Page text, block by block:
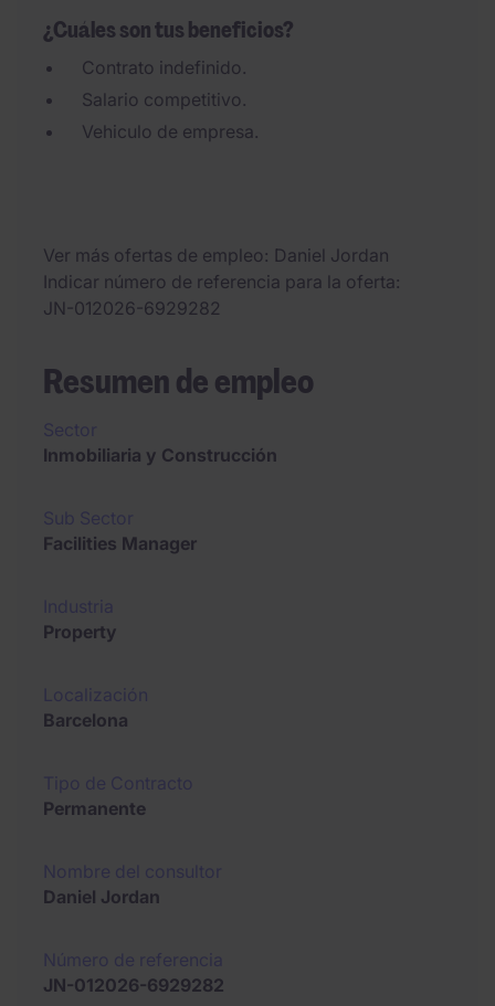
¿Cuáles son tus beneficios?
Contrato indefinido.
Salario competitivo.
Vehiculo de empresa.
Ver más ofertas de empleo
Daniel Jordan
Indicar número de referencia para la oferta
JN-012026-6929282
Resumen de empleo
Inmobiliaria y Construcción
Facilities Manager
Property
Barcelona
Permanente
Daniel Jordan
JN-012026-6929282